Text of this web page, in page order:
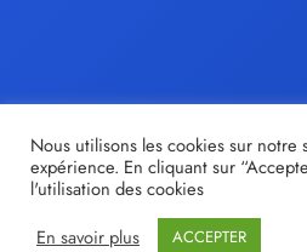
© tristan-moir.fr |Share out
Nous utilisons les cookies sur notre
expérience. En cliquant sur
l'utilisation des cookies
En savoir plus
ACCEPTER